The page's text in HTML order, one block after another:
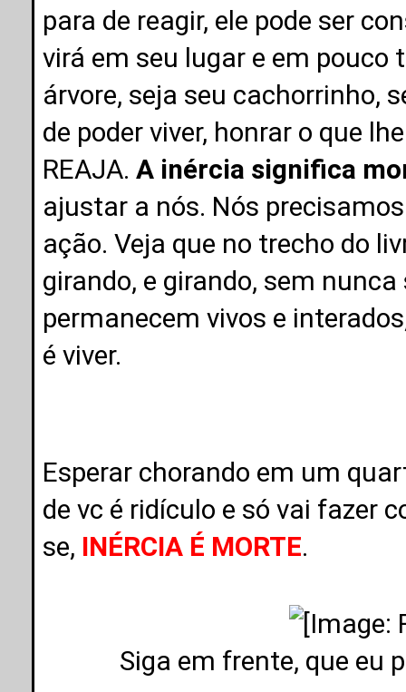
para de reagir, ele pode ser
virá em seu lugar e em pouco
árvore, seja seu cachorrinho,
de poder viver, honrar o que
REAJA.A inércia significa
ajustar a nós. Nós
ação. Veja que no trecho do
girando, e girando, sem
permanecem vivos e
é viver.
Esperar chorando em um
de vc é ridículo e só vai fazer
se, INÉRCIA É MORTE.
Siga em frente, que eu